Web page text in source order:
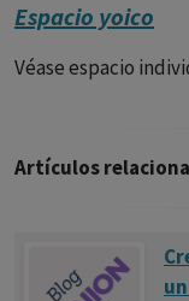
Espacio yoico
Véase espacio
Artículos